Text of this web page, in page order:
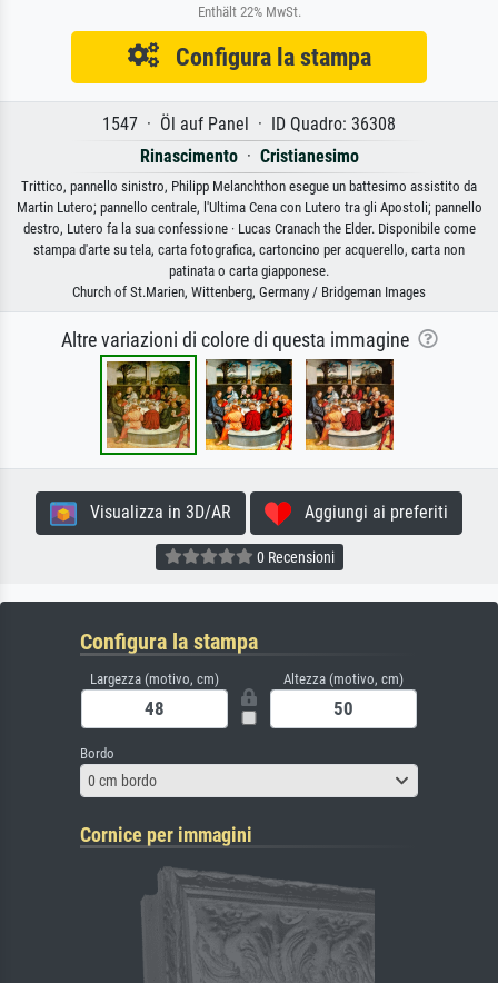
Enthält 22% MwSt.
Configura la stampa
1547 · Öl auf Panel · ID Quadro: 36308
Rinascimento· Cristianesimo
Trittico, pannello sinistro, Philipp Melanchthon esegue un battesimo assistito da
Martin Lutero; pannello centrale, l'Ultima Cena con Lutero tra gli Apostoli; pannello
destro, Lutero fa la sua confessione · Lucas Cranach the Elder. Disponibile come
stampa d'arte su tela, carta fotografica, cartoncino per acquerello, carta non
patinata o carta giapponese.
Church of St.Marien, Wittenberg, Germany / Bridgeman Images
Altre variazioni di colore di questa immagine
Visualizza in 3D/AR Aggiungi ai preferiti
0 Recensioni
Configura la stampa
Largezza (motivo, cm) Altezza (motivo, cm)
Bordo
0 cm bordo
Cornice per immagini